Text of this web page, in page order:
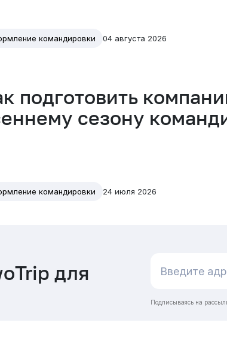
командировки 04 августа 2026
подготовить
сезону
командировки 24 июля 2026
для
Подписываясь на